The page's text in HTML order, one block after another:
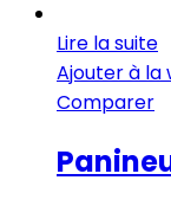
Lire la suite
Ajouter à la
Comparer